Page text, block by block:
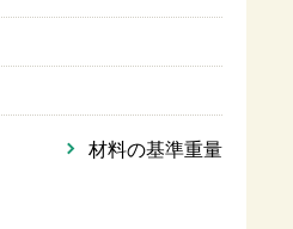
材料の基準重量